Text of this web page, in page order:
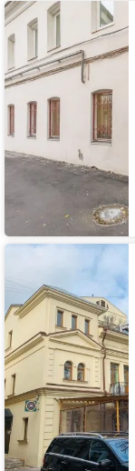
Хостел
Красная
Москва
Хостел